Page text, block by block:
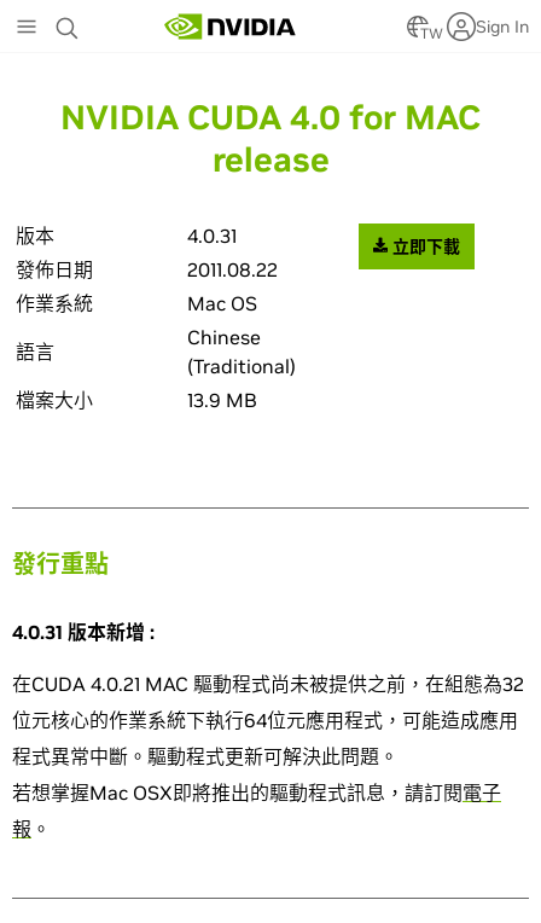
to
TW Sign In
NVIDIA CUDA 4.0 for MAC
release
版本
4.0.31
發佈日期
2011.08.22
作業系統
Mac OS
語言
Chinese
(Traditional)
檔案大小
13.9 MB
立即下載
發行重點
4.0.31 版本新增 :
在CUDA 4.0.21 MAC 驅動程式尚未被提供之前，在組態為32
位元核心的作業系統下執行64位元應用程式，可能造成應用
程式異常中斷。驅動程式更新可解決此問題。
若想掌握Mac OSX即將推出的驅動程式訊息，請訂閱電子
報 。